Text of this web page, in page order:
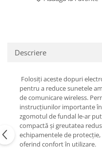
Descriere
Folosiți aceste dopuri
pentru a reduce sunetele
de comunicare wireless.
instrucțiunilor importante
zgomotul de fundal le-ar
compactă și greutatea
echipamentele de
oferind confort în utilizare.